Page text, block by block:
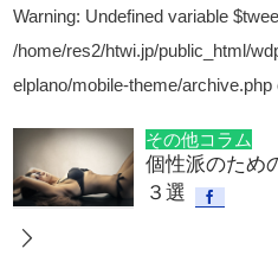
Warning: Undefined variable
/home/res2/htwi.jp/public_html/
elplano/mobile-theme/archive.php
その他コラム
個性派のため
３選